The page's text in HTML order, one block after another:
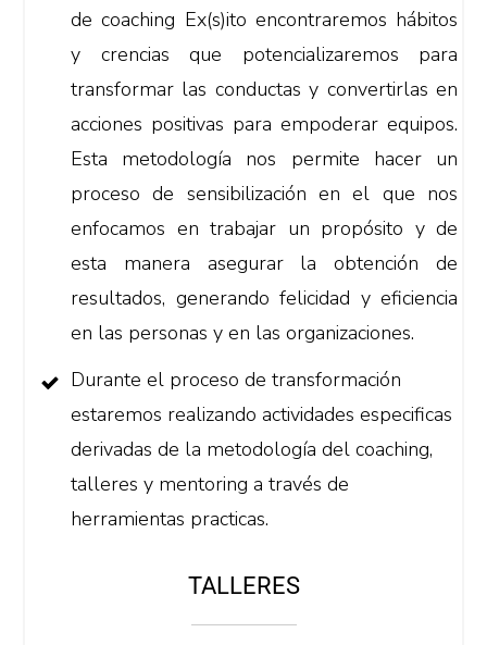
de coaching Ex(s)ito encontraremos hábitos
y crencias que potencializaremos para
transformar las conductas y convertirlas en
acciones positivas para empoderar equipos.
Esta metodología nos permite hacer un
proceso de sensibilización en el que nos
enfocamos en trabajar un propósito y de
esta manera asegurar la obtención de
resultados, generando felicidad y eficiencia
en las personas y en las organizaciones.
Durante el proceso de transformación
estaremos realizando actividades especificas
derivadas de la metodología del coaching,
talleres y mentoring a través de
herramientas practicas.
TALLERES